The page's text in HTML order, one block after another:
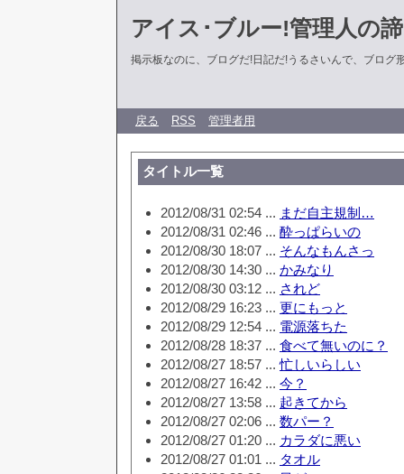
アイス･ブルー!管理人の
掲示板なのに、ブログだ!日記だ!うるさいんで、ブログ
戻る RSS 管理者用
タイトル一覧
2012/08/31 02:54 ... まだ自主規制…
2012/08/31 02:46 ... 酔っぱらいの
2012/08/30 18:07 ... そんなもんさっ
2012/08/30 14:30 ... かみなり
2012/08/30 03:12 ... されど
2012/08/29 16:23 ... 更にもっと
2012/08/29 12:54 ... 電源落ちた
2012/08/28 18:37 ... 食べて無いのに？
2012/08/27 18:57 ...忙しいらしい
2012/08/27 16:42 ... 今？
2012/08/27 13:58 ... 起きてから
2012/08/27 02:06 ... 数パー？
2012/08/27 01:20 ... カラダに悪い
2012/08/27 01:01 ... タオル